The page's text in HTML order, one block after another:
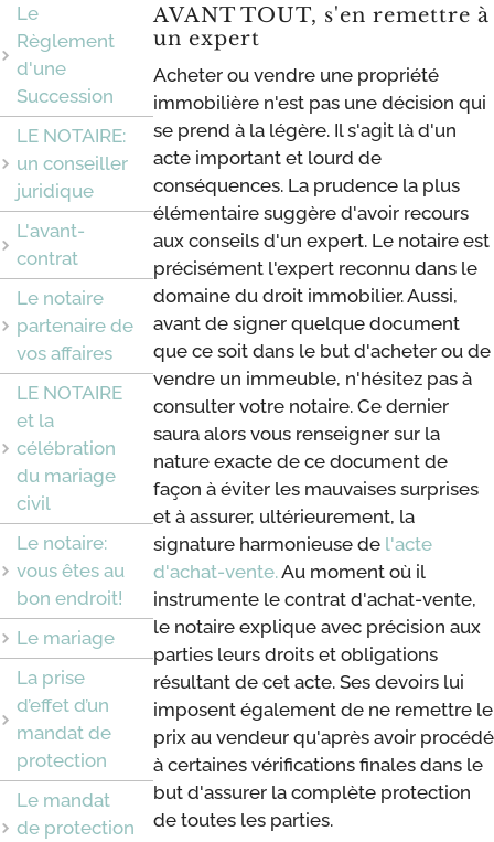
Le
Règlement
d'une
Succession
LE NOTAIRE:
un conseiller
juridique
L'avant-
contrat
Le notaire
partenaire de
vos affaires
LE NOTAIRE
et la
célébration
du mariage
civil
Le notaire:
vous êtes au
bon endroit!
Le mariage
La prise
d’effet d’un
mandat de
protection
Le mandat
de protection
AVANT TOUT, s'en remettre à
un expert
Acheter ou vendre une propriété
immobilière n'est pas une décision qui
se prend à la légère. Il s'agit là d'un
acte important et lourd de
conséquences. La prudence la plus
élémentaire suggère d'avoir recours
aux conseils d'un expert. Le notaire est
précisément l'expert reconnu dans le
domaine du droit immobilier. Aussi,
avant de signer quelque document
que ce soit dans le but d'acheter ou de
vendre un immeuble, n'hésitez pas à
consulter votre notaire. Ce dernier
saura alors vous renseigner sur la
nature exacte de ce document de
façon à éviter les mauvaises surprises
et à assurer, ultérieurement, la
signature harmonieuse de l'acte
d'achat-vente.Au moment où il
instrumente le contrat d'achat-vente,
le notaire explique avec précision aux
parties leurs droits et obligations
résultant de cet acte. Ses devoirs lui
imposent également de ne remettre le
prix au vendeur qu'après avoir procédé
à certaines vérifications finales dans le
but d'assurer la complète protection
de toutes les parties.